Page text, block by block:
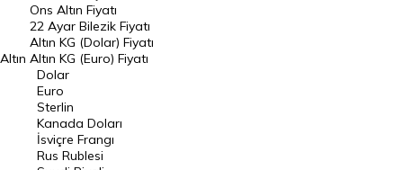
Döviz Kuru
Dolar Kuru
Euro Kuru
Pound Kuru
Frank Kuru
Riyal Kuru
Altın
Ons Altın Fiyatı
22 Ayar Bilezik Fiyatı
Altın KG (Dolar) Fiyatı
Altın KG (Euro) Fiyatı
Dolar
Euro
Sterlin
Kanada Doları
İsviçre Frangı
Rus Rublesi